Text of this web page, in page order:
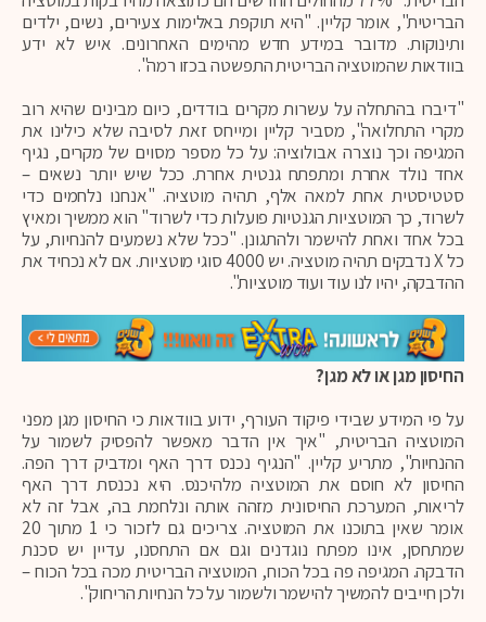
הבריטית", אומר קליין. "היא תוקפת באלימות צעירים, נשים, ילדים
ותינוקות. מדובר במידע חדש מהימים האחרונים. איש לא ידע
בוודאות שהמוטציה הבריטית התפשטה בכזו רמה".
"דיברו בהתחלה על עשרות מקרים בודדים, כיום מבינים שהיא רוב
מקרי התחלואה", מסביר קליין ומייחס זאת לסיבה שלא כילינו את
המגיפה וכך נוצרה אבולוציה: על כל מספר מסוים של מקרים, נגיף
אחד נולד אחרת ומתפתח גנטית אחרת. ככל שיש יותר נשאים –
סטטיסטית אחת למאה אלף, תהיה מוטציה. "אנחנו נלחמים כדי
לשרוד, כך המוטציות הגנטיות פועלות כדי לשרוד" הוא ממשיך ומאיץ
בכל אחד ואחת להישמר ולהתגונן. "ככל שלא נשמעים להנחיות, על
כל X נדבקים תהיה מוטציה. יש 4000 סוגי מוטציות. אם לא נכחיד את
ההדבקה, יהיו לנו עוד ועוד מוטציות".
החיסון מגן או לא מגן?
על פי המידע שבידי פיקוד העורף, ידוע בוודאות כי החיסון מגן מפני
המוטציה הבריטית, "איך אין הדבר מאפשר להפסיק לשמור על
ההנחיות", מתריע קליין. "הנגיף נכנס דרך האף ומדביק דרך הפה.
החיסון לא חוסם את המוטציה מלהיכנס. היא נכנסת דרך האף
לריאות, המערכת החיסונית מזהה אותה ונלחמת בה, אבל זה לא
אומר שאין בתוכנו את המוטציה. צריכים גם לזכור כי 1 מתוך 20
שמתחסן, אינו מפתח נוגדנים וגם אם התחסנו, עדיין יש סכנת
הדבקה. המגיפה פה בכל הכוח, המוטציה הבריטית מכה בכל הכוח –
ולכן חייבים להמשיך להישמר ולשמור על כל הנחיות הריחוק".